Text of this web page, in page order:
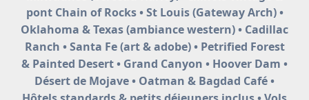
pont Chain of Rocks • St Louis (Gateway Arch) •
Oklahoma & Texas (ambiance western) • Cadillac
Ranch • Santa Fe (art & adobe) • Petrified Forest
& Painted Desert • Grand Canyon • Hoover Dam •
Désert de Mojave • Oatman & Bagdad Café •